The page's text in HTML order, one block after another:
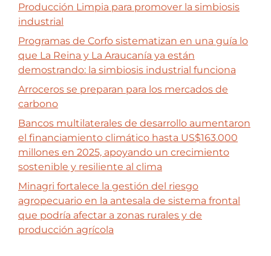
Producción Limpia para promover la simbiosis
industrial
Programas de Corfo sistematizan en una guía lo
que La Reina y La Araucanía ya están
demostrando: la simbiosis industrial funciona
Arroceros se preparan para los mercados de
carbono
Bancos multilaterales de desarrollo aumentaron
el financiamiento climático hasta US$163.000
millones en 2025, apoyando un crecimiento
sostenible y resiliente al clima
Minagri fortalece la gestión del riesgo
agropecuario en la antesala de sistema frontal
que podría afectar a zonas rurales y de
producción agrícola